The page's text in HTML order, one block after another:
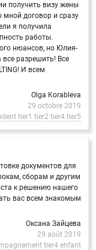
получить визу жены
мной договор и сразу
я получила
работы.
нюансов, но Юлия-
разрешить! Все
И всем
Olga Korableva
29 octobre 2019
tier1 tier2 tier4 tier5
документов для
сборам и другим
к решению нашего
вас всем знакомым
Оксана Зайцева
29 août 2019
tier4 enfant